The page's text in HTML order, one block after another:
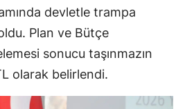
devletle trampa
Plan ve Bütçe
sonucu taşınmazın
olarak belirlendi.